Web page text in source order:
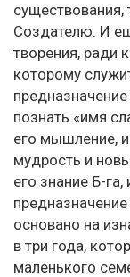
существования,
Создателю. И
творения, ради
которому
познать «имя
его мышление,
мудрость и
его знание Б-
основано на
в три года,
маленького